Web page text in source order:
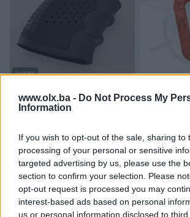
www.olx.ba - Do Not Process My
Information
If you wish to opt-out of the sale, sharing to
processing of your personal or sensitive
targeted advertising by us, please use the
section to confirm your selection. Please
opt-out request is processed you may
interest-based ads based on personal
us or personal information disclosed to
Dostupno
rukohvat pištolja
Novo
prije 17 dana prije 19 dana
PIK SHOP PIK SHOP